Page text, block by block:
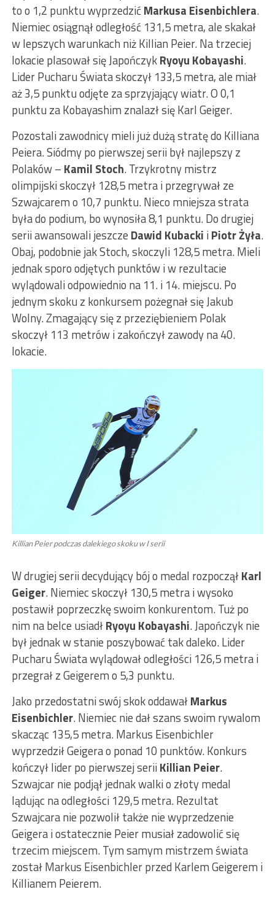
to o 1,2 punktu wyprzedzićMarkusa Eisenbichlera.
Niemiec osiągnął odległość 131,5 metra, ale skakał
w lepszych warunkach niż Killian Peier. Na trzeciej
lokacie plasował się JapończykRyoyu Kobayashi.
Lider Pucharu Świata skoczył 133,5 metra, ale miał
aż 3,5 punktu odjęte za sprzyjający wiatr. O 0,1
punktu za Kobayashim znalazł się Karl Geiger.
Pozostali zawodnicy mieli już dużą stratę do Killiana
Peiera. Siódmy po pierwszej serii był najlepszy z
Polaków – Kamil Stoch. Trzykrotny mistrz
olimpijski skoczył 128,5 metra i przegrywał ze
Szwajcarem o 10,7 punktu. Nieco mniejsza strata
była do podium, bo wynosiła 8,1 punktu. Do drugiej
serii awansowali jeszcze Dawid Kubacki iPiotr Żyła.
Obaj, podobnie jak Stoch, skoczyli 128,5 metra. Mieli
jednak sporo odjętych punktów i w rezultacie
wylądowali odpowiednio na 11. i 14. miejscu. Po
jednym skoku z konkursem pożegnał się Jakub
Wolny. Zmagający się z przeziębieniem Polak
skoczył 113 metrów i zakończył zawody na 40.
lokacie.
Killian Peier podczas dalekiego skoku w I serii
W drugiej serii decydujący bój o medal rozpocząłKarl
Geiger. Niemiec skoczył 130,5 metra i wysoko
postawił poprzeczkę swoim konkurentom. Tuż po
nim na belce usiadłRyoyu Kobayashi. Japończyk nie
był jednak w stanie poszybować tak daleko. Lider
Pucharu Świata wylądował odległości 126,5 metra i
przegrał z Geigerem o 5,3 punktu.
Jako przedostatni swój skok oddawałMarkus
Eisenbichler. Niemiec nie dał szans swoim rywalom
skacząc 135,5 metra. Markus Eisenbichler
wyprzedził Geigera o ponad 10 punktów. Konkurs
kończył lider po pierwszej seriiKillian Peier.
Szwajcar nie podjął jednak walki o złoty medal
lądując na odległości 129,5 metra. Rezultat
Szwajcara nie pozwolił także nie wyprzedzenie
Geigera i ostatecznie Peier musiał zadowolić się
trzecim miejscem. Tym samym mistrzem świata
został Markus Eisenbichler przed Karlem Geigerem i
Killianem Peierem.